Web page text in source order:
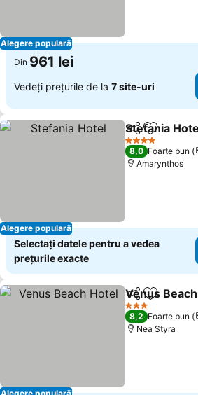
Alegere populară
Din 961 lei
Vedeți prețurile de la 7 site-uri
Alegere populară
DistribuițiAdăugaţi
Stefania
4 Stele
8,0 Foarte bun
Amarynthos
Selectați datele pentru a vedea
prețurile exacte
DistribuițiAdăugaţi
Venus
3 Stele
8,2 Foarte bun
Nea Styra